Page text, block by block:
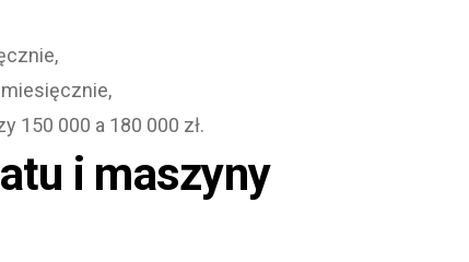
150 000 a 180 000 zł.
i maszyny